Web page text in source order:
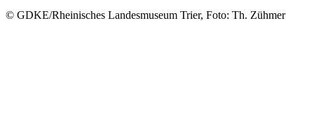
© GDKE/Rheinisches Landesmuseum Trier, Foto: Th. Zühmer